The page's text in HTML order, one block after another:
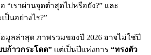
“เราผ่านจุดต่ำสุดไปหรือยัง?” และ
ป็นอย่างไร?”
มูลล่าสุด ภาพรวมของปี 2026 อาจไม่ใช่ปี
บก้าวกระโดด” แต่เป็นปีแห่งการ “ทรงตัว